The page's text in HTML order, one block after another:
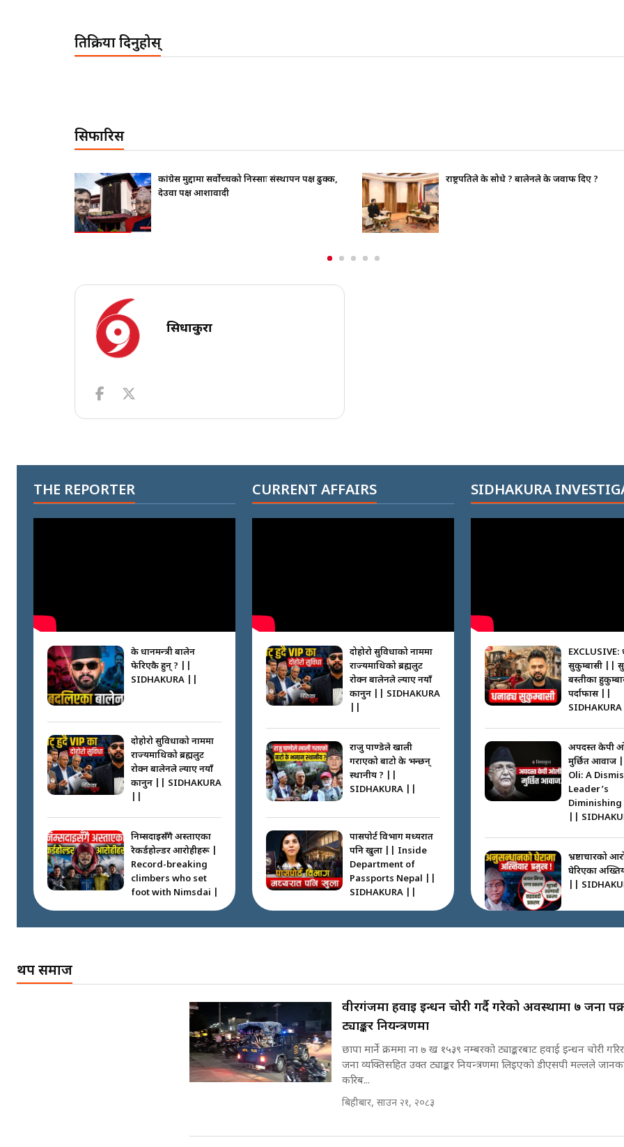
प्रतिक्रिया दिनुहोस्
सिफारिस
राष्ट्रपतिले के सोधे ? बालेनले के जवाफ दिए ?
भाइचारा खलबलाउने कुनै पनि क्रियाकलापप्रति सरकार
सिधाकुरा
THE REPORTER
के प्रधानमन्त्री बालेन
फेरिएकै हुन् ? ||
SIDHAKURA ||
दोहोरो सुविधाको नाममा
राज्यमाथिको ब्रह्मलुट
रोक्न बालेनले ल्याए नयाँ
कानुन || SIDHAKURA
निम्सदाइसँगै अस्ताएका
रेकर्डहोल्डर आरोहीहरू |
Record-breaking
climbers who set
foot with Nimsdai |
SIDHAKURA || THE
CURRENT AFFAIRS
दोहोरो सुविधाको नाममा
राज्यमाथिको ब्रह्मलुट
रोक्न बालेनले ल्याए नयाँ
कानुन || SIDHAKURA
राजु पाण्डेले खाली
गराएको बाटो के भन्छन्
स्थानीय ? ||
SIDHAKURA ||
पासपोर्ट विभाग मध्यरात
पनि खुला || Inside
Department of
Passports Nepal ||
SIDHAKURA ||
पासपोर्ट पाउन फेरि सकस
SIDHAKURA ||
जानेलाई रोकौँः रवि
SIDHAKURA
EXCLUSIVE:
सुकुम्बासी ||
बस्तीका
पर्दाफास ||
SIDHAKURA
अपदस्त केपी
मुर्छित आवाज
Oli: A
Leader’s
Diminishing
||
भ्रष्टाचारको
घेरिएका
||
Minister ||
पोप्पोको
लोभमा घरबार
थप समाज
वीरगंजमा हवाई इन्धन चोरी गर्दै गरेको अवस्थामा ७ जना
ट्याङ्कर नियन्त्रणमा
छापा मार्ने क्रममा ना ७ ख १५३९ नम्बरको ट्याङ्करबाट हवाई इन्धन चोरी
जना व्यक्तिसहित उक्त ट्याङ्कर नियन्त्रणमा लिइएको डीएसपी मल्लले
करिब...
बिहीबार, साउन २१, २०८३